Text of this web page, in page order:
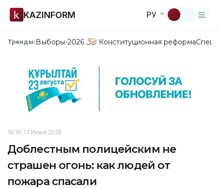
KAZINFORM РУ
Тренды:Выборы-2026 Конституционная реформа
16:18, 17 Июня 2019
Доблестным полицейским не
страшен огонь: как людей от
пожара спасали